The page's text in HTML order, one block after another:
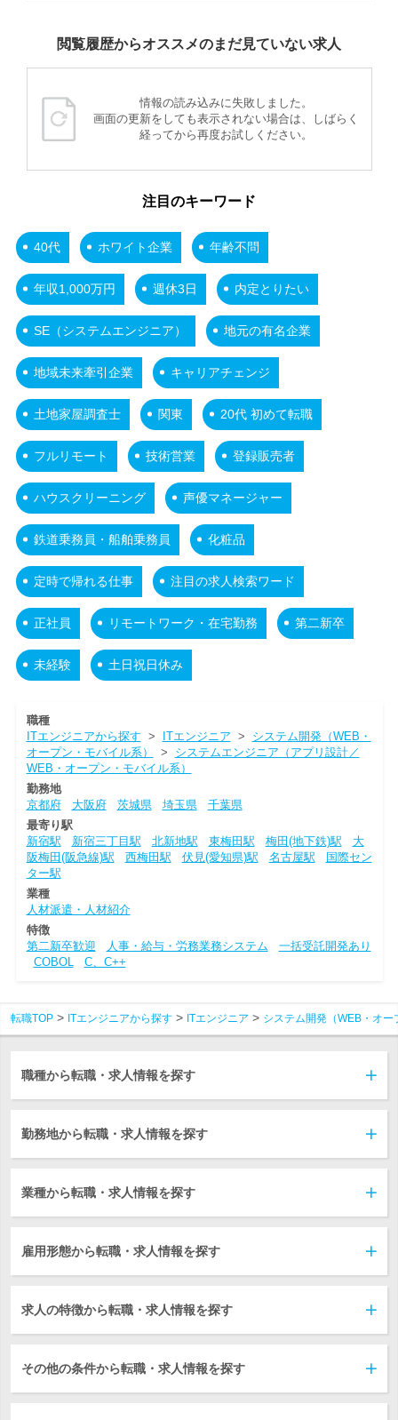
閲覧履歴からオススメのまだ見ていない求人
情報の読み込みに失敗しました。
画面の更新をしても表示されない場合は、しばらく
経ってから再度お試しください。
注目のキーワード
40代 ホワイト企業 年齢不問
年収1,000万円 週休3日 内定とりたい
SE（システムエンジニア） 地元の有名企業
地域未来牽引企業 キャリアチェンジ
土地家屋調査士 関東 20代 初めて転職
フルリモート 技術営業 登録販売者
ハウスクリーニング 声優マネージャー
鉄道乗務員・船舶乗務員 化粧品
定時で帰れる仕事 注目の求人検索ワード
正社員 リモートワーク・在宅勤務 第二新卒
未経験 土日祝日休み
職種
ITエンジニアから探す > ITエンジニア > システム開発（WEB・
オープン・モバイル系）
> システムエンジニア（アプリ設計／
WEB・オープン・モバイル系）
勤務地
京都府
大阪府 茨城県 埼玉県
千葉県
最寄り駅
新宿駅
新宿三丁目駅 北新地駅 東梅田駅 梅田(地下鉄)駅
大
阪梅田(阪急線)駅
西梅田駅 伏見(愛知県)駅 名古屋駅
国際セン
ター駅
業種
人材派遣・人材紹介
特徴
第二新卒歓迎
人事・給与・労務業務システム
一括受託開発あり
COBOL
C、C++
転職TOP ITエンジニアから探す ITエンジニア システム開発（WEB・オ
職種から転職・求人情報を探す
勤務地から転職・求人情報を探す
業種から転職・求人情報を探す
雇用形態から転職・求人情報を探す
求人の特徴から転職・求人情報を探す
その他の条件から転職・求人情報を探す